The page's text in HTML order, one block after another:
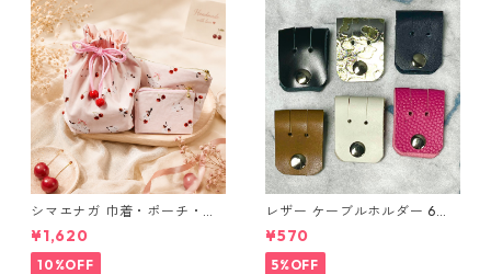
シマエナガ 巾着・ポーチ・ミ
ニポーチ(カード収納にも) ３
点セット さくらんぼ柄×淡いピ
ンク
¥1,620
10%OFF
レザー ケーブルホルダー 6個
セット
¥570
5%OFF